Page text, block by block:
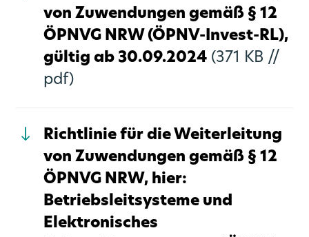
von Zuwendungen gemäß § 12
ÖPNVG NRW (ÖPNV-Invest-RL),
gültig ab 30.09.2024(371 KB //
pdf)
Richtlinie für die Weiterleitung
von Zuwendungen gemäß § 12
ÖPNVG NRW, hier:
Betriebsleitsysteme und
Elektronisches